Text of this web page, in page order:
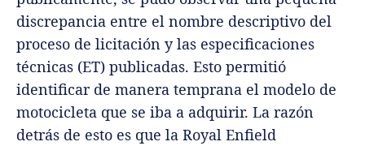
discrepancia entre el nombre descriptivo del
proceso de licitación y las especificaciones
técnicas (ET) publicadas. Esto permitió
identificar de manera temprana el modelo de
motocicleta que se iba a adquirir. La razón
detrás de esto es que la Royal Enfield